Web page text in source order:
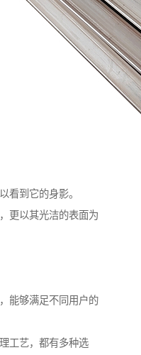
看到它的身影。
更以其光洁的表面为
能够满足不同用户的
工艺，都有多种选